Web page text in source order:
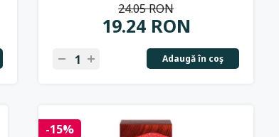
19.24 RON
24.05 RON
Adaugă în coş
-15%